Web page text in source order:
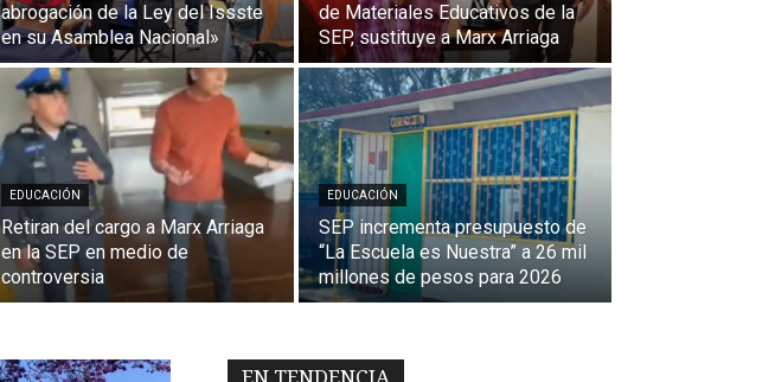
abrogación de la Ley del Issste
en su Asamblea Nacional»
de Materiales Educativos de la
SEP, sustituye a Marx Arriaga
EDUCACIÓN
Retiran del cargo a Marx Arriaga
en la SEP en medio de
controversia
EDUCACIÓN
SEP incrementa presupuesto de
“La Escuela es Nuestra” a 26 mil
millones de pesos para 2026
EN TENDENCIA